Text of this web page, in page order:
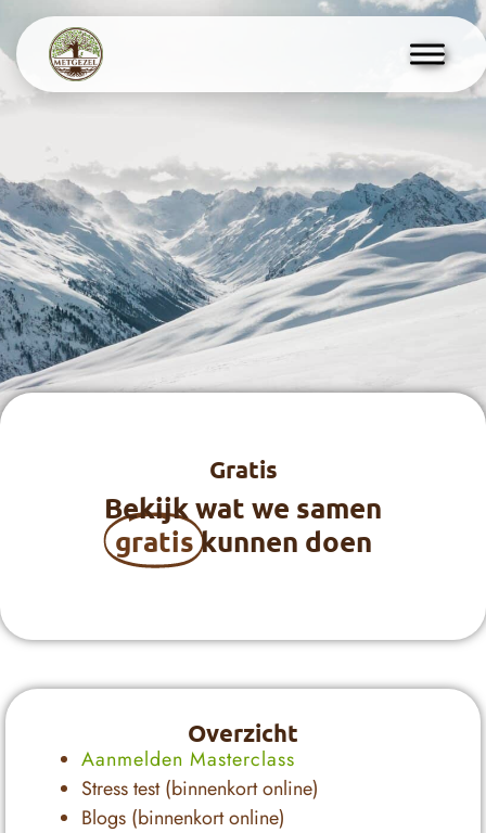
Gratis
Bekijk wat we samen
gratiskunnen doen
Overzicht
Aanmelden Masterclass
Stress test (binnenkort online)
Blogs (binnenkort online)